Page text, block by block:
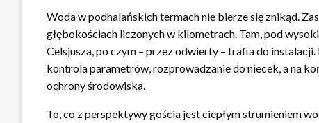
Woda w podhalańskich termach nie bierze się znikąd.
głębokościach liczonych w kilometrach. Tam, pod
Celsjusza, po czym – przez odwierty – trafia do
kontrola parametrów, rozprowadzanie do niecek, a na
ochrony środowiska.
To, co z perspektywy gościa jest ciepłym strumieniem